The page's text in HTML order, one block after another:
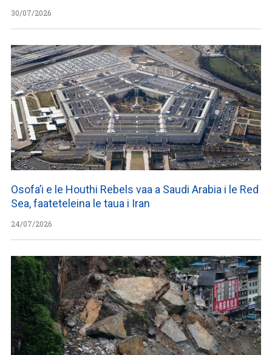
30/07/2026
Osofa’i e le Houthi Rebels vaa a Saudi Arabia i le Red
Sea, faateteleina le taua i Iran
24/07/2026